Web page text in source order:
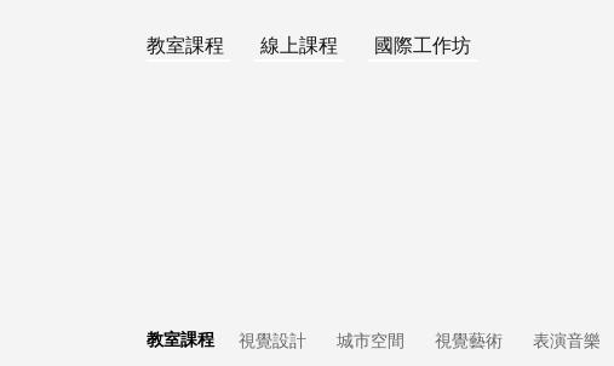
教室課程 線上課程 國際工作坊
教室課程 視覺設計 城市空間 視覺藝術 表演音樂